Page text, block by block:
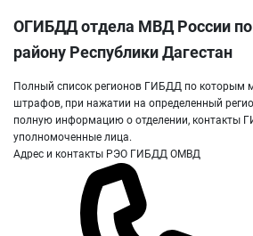
ОГИБДД отдела МВД России по
району Республики Дагестан
Полный список регионов ГИБДД по которым
штрафов, при нажатии на определенный
полную информацию о отделении, контакты
уполномоченные лица.
Адрес и контакты РЭО ГИБДД ОМВД